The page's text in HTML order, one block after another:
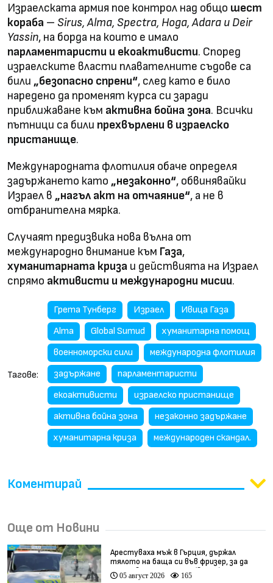
Израелската армия пое контрол над общо шест
кораба – Sirus, Alma, Spectra, Hoga, Adara и Deir
Yassin, на борда на които е имало
парламентаристи и екоактивисти. Според
израелските власти плавателните съдове са
били „безопасно спрени“, след като е било
наредено да променят курса си заради
приближаване към активна бойна зона. Всички
пътници са били прехвърлени в израелско
пристанище.
Международната флотилия обаче определя
задържането като „незаконно“, обвинявайки
Израел в „нагъл акт на отчаяние“, а не в
отбранителна мярка.
Случаят предизвика нова вълна от
международно внимание към Газа,
хуманитарната криза и действията на Израел
спрямо активисти и международни мисии.
Тагове:
Грета Тунберг Израел
Ивица Газа
Alma
Global Sumud
хуманитарна помощ
военноморски сили
международна флотилия
задържане
парламентаристи
екоактивисти
израелско пристанище
активна бойна зона
незаконно задържане
хуманитарна криза
международен скандал.
Коментирай
Още от Новини
Арестуваха мъж в Гърция, държал
тялото на баща си във фризер, за да
получава пенсията му (видео)
05 август 2026 165